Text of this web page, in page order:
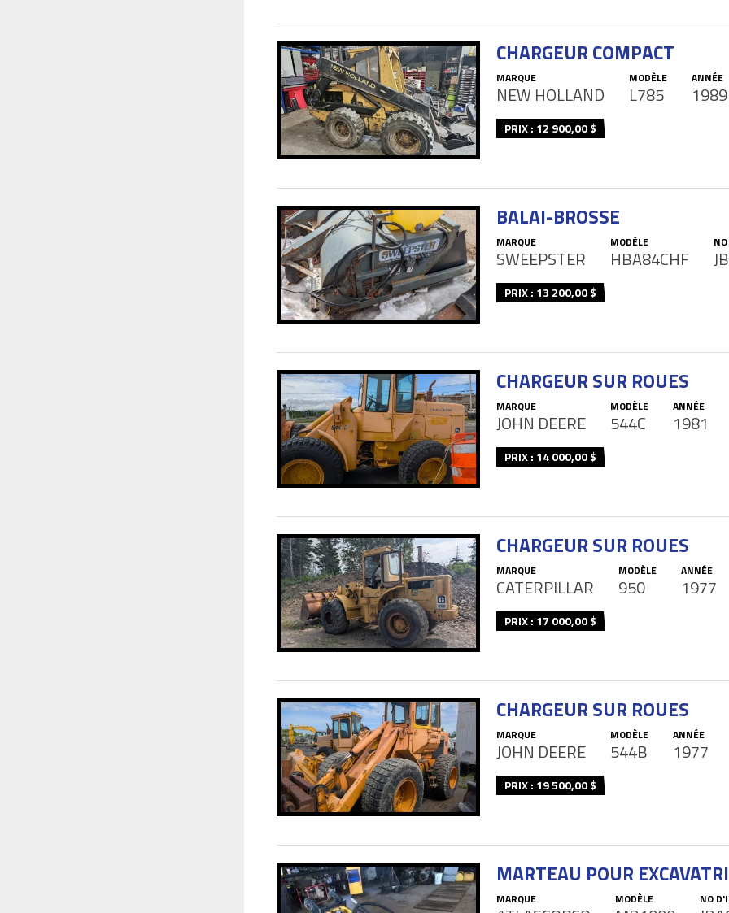
CHARGEUR COMPACT
MARQUE
NEW HOLLAND
MODÈLE
L785
ANNÉE
1989
PRIX : 12 900,00 $
BALAI-BROSSE
MARQUE
SWEEPSTER
MODÈLE
HBA84CHF
PRIX : 13 200,00 $
CHARGEUR SUR ROUES
MARQUE
JOHN DEERE
MODÈLE
544C
ANNÉE
1981
PRIX : 14 000,00 $
CHARGEUR SUR ROUES
MARQUE
CATERPILLAR
MODÈLE
950
ANNÉE
1977
PRIX : 17 000,00 $
CHARGEUR SUR ROUES
MARQUE
JOHN DEERE
MODÈLE
544B
ANNÉE
1977
PRIX : 19 500,00 $
MARTEAU POUR
MARQUE MODÈLE NO